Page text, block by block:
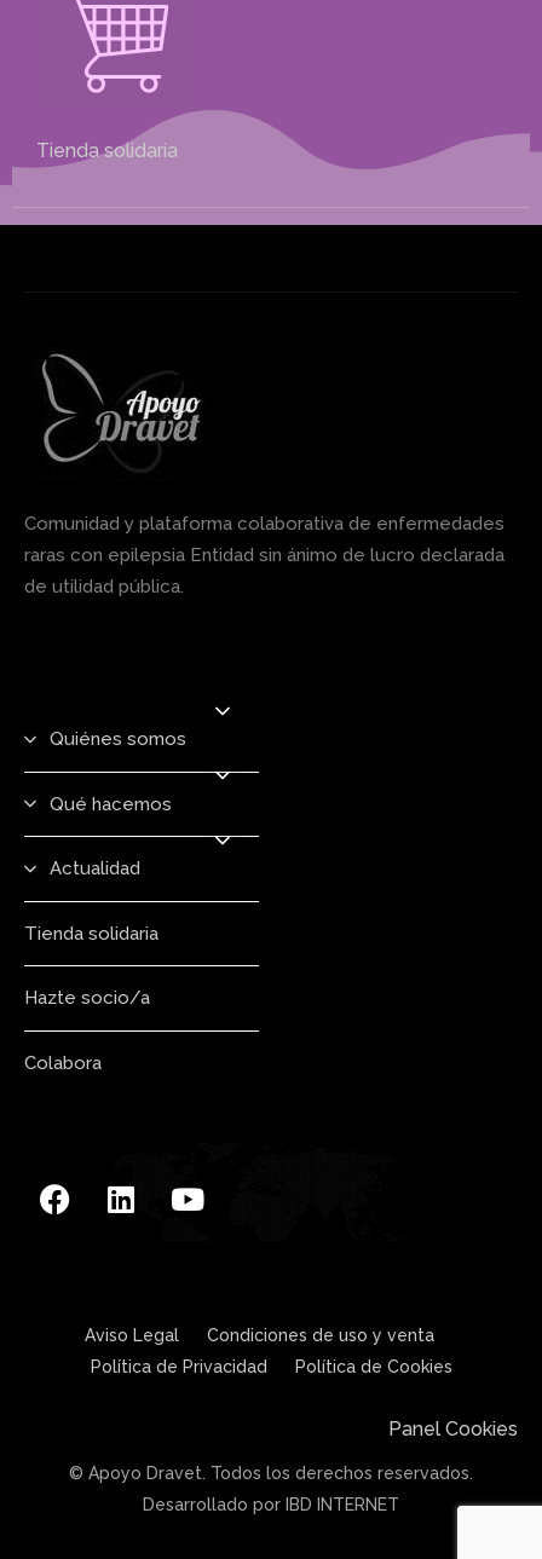
Tienda solidaria
Comunidad y plataforma colaborativa de enfermedades
raras con epilepsia Entidad sin ánimo de lucro declarada
de utilidad pública.
Quiénes somos
Qué hacemos
Actualidad
Tienda solidaria
Hazte socio/a
Colabora
Aviso Legal
Condiciones de uso y venta
Política de Privacidad
Política de Cookies
Panel Cookies
© Apoyo Dravet. Todos los derechos reservados.
Desarrollado por IBD INTERNET